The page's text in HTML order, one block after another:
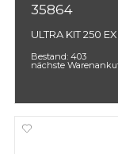
35864
ULTRA KIT 250
Bestand: 403
nächste